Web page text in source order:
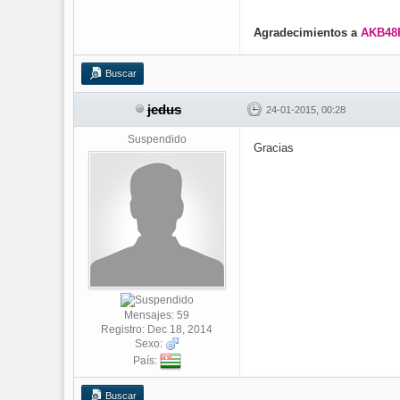
Agradecimientos a
Buscar
jedus 24-01-2015, 00:28
Suspendido
Mensajes: 59
Registro: Dec 18, 2014
Sexo:
País:
Gracias
Buscar